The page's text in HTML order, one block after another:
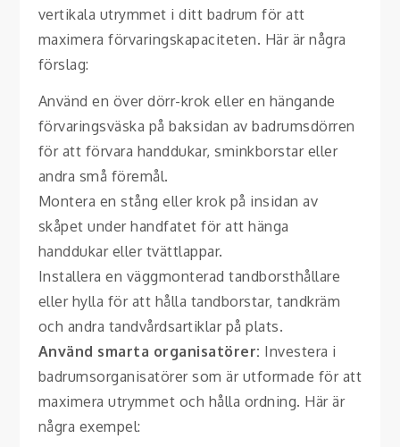
vertikala utrymmet i ditt badrum för att
maximera förvaringskapaciteten. Här är några
förslag:
Använd en över dörr-krok eller en hängande
förvaringsväska på baksidan av badrumsdörren
för att förvara handdukar, sminkborstar eller
andra små föremål.
Montera en stång eller krok på insidan av
skåpet under handfatet för att hänga
handdukar eller tvättlappar.
Installera en väggmonterad tandborsthållare
eller hylla för att hålla tandborstar, tandkräm
och andra tandvårdsartiklar på plats.
Använd smarta organisatörer: Investera i
badrumsorganisatörer som är utformade för att
maximera utrymmet och hålla ordning. Här är
några exempel: